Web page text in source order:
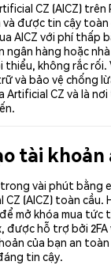
CZ (AICZ) trên
được tin cậy toàn
AICZ với phí thấp
ngân hàng hoặc
không rắc rối.
và bảo vệ chống
Artificial CZ và là
tài
vài phút bằng
CZ (AICZ) toàn cầu.
mở khóa mua tức
được hỗ trợ bởi
của bạn an
tin cậy.